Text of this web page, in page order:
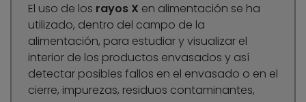
El uso de los rayos X en alimentación se ha
utilizado, dentro del campo de la
alimentación, para estudiar y visualizar el
interior de los productos envasados y así
detectar posibles fallos en el envasado o en el
cierre, impurezas, residuos contaminantes,